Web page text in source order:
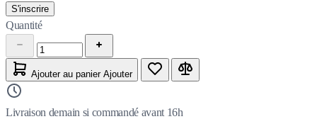
S'inscrire
Quantité
Ajouter au panier Ajouter
Livraison demain si commandé avant 16h